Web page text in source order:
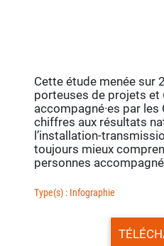
Cette étude menée sur
porteuses de projets et
accompagné·es par
chiffres aux résultats
l’installation-
toujours mieux
personnes
Type(s) : Infographie